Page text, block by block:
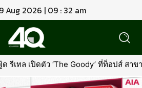
Aug 2026 | 09 : 32 am
เทล เปิดตัว ‘The Goody’ ที่ท็อปส์ สาข